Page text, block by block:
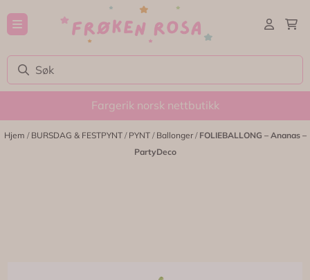
Hopp til innhold
Fargerik norsk nettbutikk
Hjem / BURSDAG & FESTPYNT / PYNT / Ballonger/ FOLIEBALLONG – Ananas –
PartyDeco